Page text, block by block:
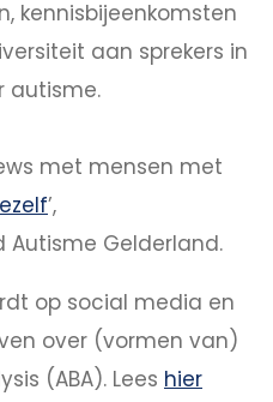
kennisbijeenkomsten
aan sprekers in
autisme.
met mensen met
’,
Autisme Gelderland.
op social media en
over (vormen van)
(ABA). Lees hier